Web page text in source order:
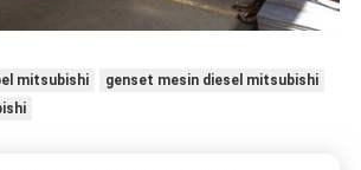
mitsubishi
genset mesin diesel mitsubishi